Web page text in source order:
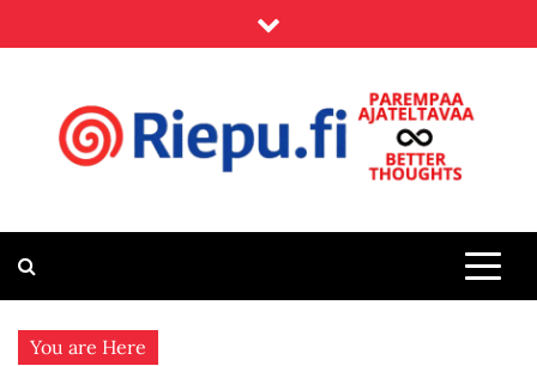
to
Riepu.fi
You are Here